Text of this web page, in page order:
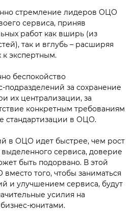
стремление лидеров ОЦО
сервиса, приняв
работ как вширь (из
так и вглубь – расширяя
экспертным.
беспокойство
подразделений за сохранение
их централизации, за
конкретным требованиям
стандартизации в ОЦО.
в ОЦО идет быстрее, чем рост
сервиса, доверие
быть подорвано. В этой
того, чтобы заниматься
и улучшением сервиса, будут
усилия на
юнитами.